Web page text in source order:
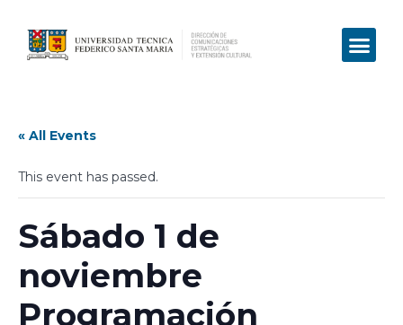
« All Events
This event has passed.
Sábado 1 de
noviembre
Programación